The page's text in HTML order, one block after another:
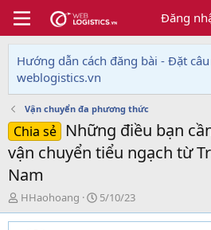
Đăng
Hướng dẫn cách đăng bài - Đặt
weblogistics.vn
Vận chuyển đa phương thức
Chia sẻ
Những điều bạn
vận chuyển tiểu ngạch từ
Nam
T
h
r
HHaohoang
N
g
à
5/10/23